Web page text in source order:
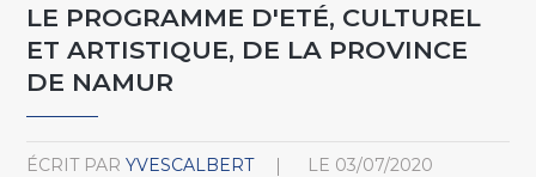
LE PROGRAMME D'ETÉ, CULTUREL
ET ARTISTIQUE, DE LA PROVINCE
DE NAMUR
ÉCRIT PAR YVESCALBERT LE 03/07/2020